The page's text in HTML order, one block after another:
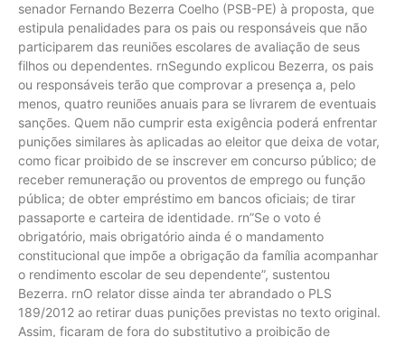
senador Fernando Bezerra Coelho (PSB-PE) à proposta, que
estipula penalidades para os pais ou responsáveis que não
participarem das reuniões escolares de avaliação de seus
filhos ou dependentes. rnSegundo explicou Bezerra, os pais
ou responsáveis terão que comprovar a presença a, pelo
menos, quatro reuniões anuais para se livrarem de eventuais
sanções. Quem não cumprir esta exigência poderá enfrentar
punições similares às aplicadas ao eleitor que deixa de votar,
como ficar proibido de se inscrever em concurso público; de
receber remuneração ou proventos de emprego ou função
pública; de obter empréstimo em bancos oficiais; de tirar
passaporte e carteira de identidade. rn”Se o voto é
obrigatório, mais obrigatório ainda é o mandamento
constitucional que impõe a obrigação da família acompanhar
o rendimento escolar de seu dependente”, sustentou
Bezerra. rnO relator disse ainda ter abrandado o PLS
189/2012 ao retirar duas punições previstas no texto original.
Assim, ficaram de fora do substitutivo a proibição de